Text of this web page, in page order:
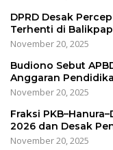
DPRD Desak
Terhenti di
November 20, 2025
Budiono Sebut
Anggaran
November 20, 2025
Fraksi
2026 dan Desak
November 20, 2025